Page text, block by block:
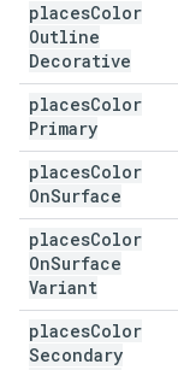
placesColor
Outline
Decorative
placesColor
Primary
placesColor
OnSurface
placesColor
OnSurface
Variant
placesColor
Secondary